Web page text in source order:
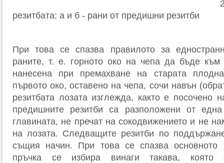
резитбата: а и б - рани от предишни резитби
При това се спазва правилото за
раните, т. е. горното око на чепа да бъде към
нанесена при премахване на старата
първото око, оставено на чепа, сочи навън
резитбата лозата изглежда, както е посочено
предишните резитби са разположени от
главината, не пречат на сокодвижението и не
на лозата. Следващите резитби по
същия начин. При това се спазва основното
пръчка се избира винаги такава,